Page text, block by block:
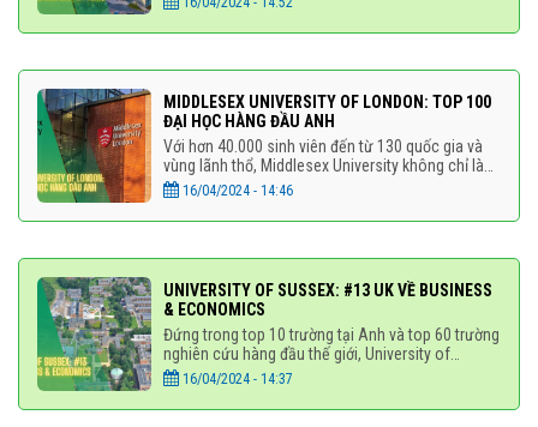
chính là ưu
MIDDLESEX UNIVERSITY OF LONDON: TOP 100
ĐẠI HỌC HÀNG ĐẦU ANH
Với hơn 40.000 sinh viên đến từ 130 quốc gia và
vùng lãnh thổ, Middlesex University không chỉ là
điểm đến hấp dẫn mà còn là biểu tượng uy tín
trong cộng đồng
16/04/2024 - 14:46
UNIVERSITY OF SUSSEX: #13 UK VỀ BUSINESS
& ECONOMICS
Đứng trong top 10 trường tại Anh và top 60 trường
nghiên cứu hàng đầu thế giới, University of
Sussex không chỉ là một trung tâm giáo dục mà
còn là ước mơ của sinh
16/04/2024 - 14:37